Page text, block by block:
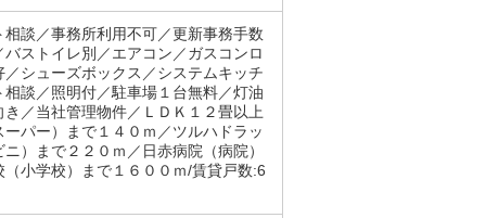
談／事務所利用不可／更新事務手数
ストイレ別／エアコン／ガスコンロ
シューズボックス／システムキッチ
談／照明付／駐車場１台無料／灯油
／当社管理物件／ＬＤＫ１２畳以上
パー）まで１４０ｍ／ツルハドラッ
）まで２２０ｍ／日赤病院（病院）
小学校）まで１６００ｍ/賃貸戸数:6